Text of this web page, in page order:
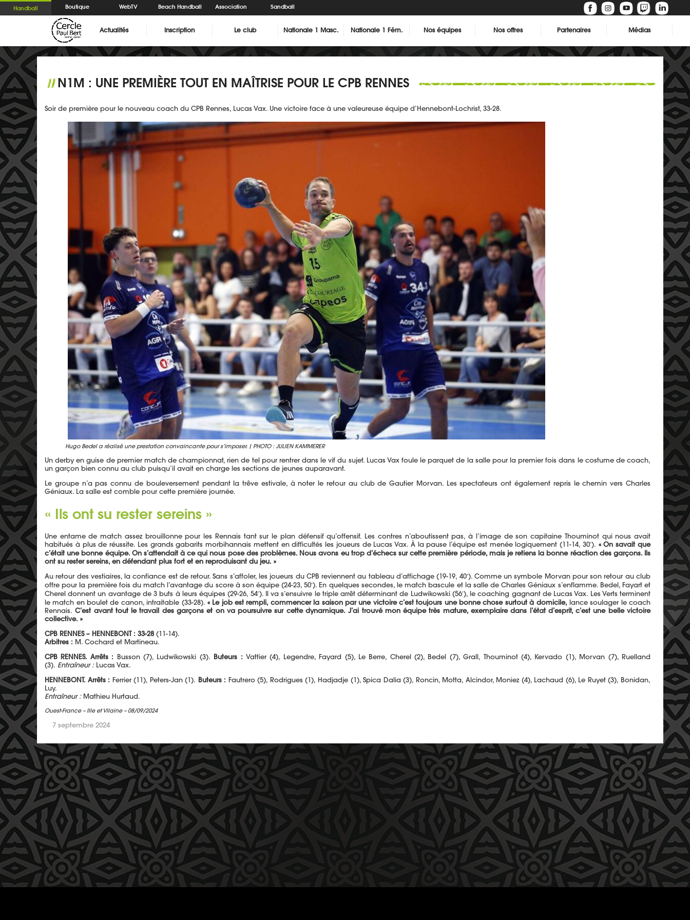
Handball Boutique WebTV Beach Handball Association Sandball
Actualités Inscription Le club Nationale 1 Masc. Nationale 1 Fém. Nos équipes Nos offres Partenaires Médias
//N1M : UNE PREMIÈRE TOUT EN MAÎTRISE POUR LE CPB RENNES
Soir de première pour le nouveau coach du CPB Rennes, Lucas Vax. Une victoire face à une valeureuse équipe d’Hennebont-Lochrist, 33-28.
Hugo Bedel a réalisé une prestation convaincante pour s’imposer. | PHOTO : JULIEN KAMMERER
Un derby en guise de premier match de championnat, rien de tel pour rentrer dans le vif du sujet. Lucas Vax foule le parquet de la salle pour la premier fois dans le costume de coach,
un garçon bien connu au club puisqu’il avait en charge les sections de jeunes auparavant.
Le groupe n’a pas connu de bouleversement pendant la trêve estivale, à noter le retour au club de Gautier Morvan. Les spectateurs ont également repris le chemin vers Charles
Géniaux. La salle est comble pour cette première journée.
« Ils ont su rester sereins »
Une entame de match assez brouillonne pour les Rennais tant sur le plan défensif qu’offensif. Les contres n’aboutissent pas, à l’image de son capitaine Thouminot qui nous avait
habitués à plus de réussite. Les grands gabarits morbihannais mettent en difficultés les joueurs de Lucas Vax. À la pause l’équipe est menée logiquement (11-14, 30′). « On savait que
c’était une bonne équipe. On s’attendait à ce qui nous pose des problèmes. Nous avons eu trop d’échecs sur cette première période, mais je retiens la bonne réaction des garçons. Ils
ont su rester sereins, en défendant plus fort et en reproduisant du jeu. »
Au retour des vestiaires, la confiance est de retour. Sans s’affoler, les joueurs du CPB reviennent au tableau d’affichage (19-19, 40′). Comme un symbole Morvan pour son retour au club
offre pour la première fois du match l’avantage du score à son équipe (24-23, 50′). En quelques secondes, le match bascule et la salle de Charles Géniaux s’enflamme. Bedel, Fayart et
Cherel donnent un avantage de 3 buts à leurs équipes (29-26, 54′). Il va s’ensuivre le triple arrêt déterminant de Ludwikowski (56′), le coaching gagnant de Lucas Vax. Les Verts terminent
le match en boulet de canon, intraitable (33-28). « Le job est rempli, commencer la saison par une victoire c’est toujours une bonne chose surtout à domicile, lance soulager le coach
Rennais. C’est avant tout le travail des garçons et on va poursuivre sur cette dynamique. J’ai trouvé mon équipe très mature, exemplaire dans l’état d’esprit, c’est une belle victoire
collective. »
CPB RENNES – HENNEBONT : 33-28 (11-14).
Arbitres : M. Cochard et Martineau.
CPB RENNES. Arrêts : Busson (7), Ludwikowski (3). Buteurs : Vattier (4), Legendre, Fayard (5), Le Berre, Cherel (2), Bedel (7), Grall, Thouminot (4), Kervado (1), Morvan (7), Ruelland
(3). Entraîneur : Lucas Vax.
HENNEBONT. Arrêts : Ferrier (11), Peters-Jan (1). Buteurs : Fautrero (5), Rodrigues (1), Hadjadje (1), Spica Dalia (3), Roncin, Motta, Alcindor, Moniez (4), Lachaud (6), Le Ruyet (3), Bonidan,
Luy.
Entraîneur : Mathieu Hurtaud.
Ouest-France – Ille et Vilaine – 08/09/2024
7 septembre 2024